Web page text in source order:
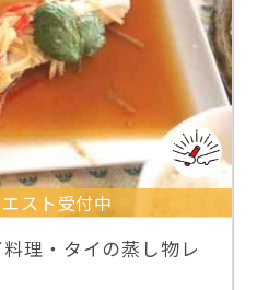
スト受付中
理・タイの蒸し物レ